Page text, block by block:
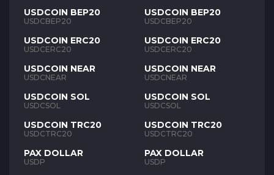
USDCOIN BEP20
USDCBEP20
USDCOIN ERC20
USDCERC20
USDCOIN NEAR
USDCNEAR
USDCOIN SOL
USDCSOL
USDCOIN TRC20
USDCTRC20
PAX DOLLAR
USDP
USDCOIN BEP20
USDCBEP20
USDCOIN ERC20
USDCERC20
USDCOIN NEAR
USDCNEAR
USDCOIN SOL
USDCSOL
USDCOIN TRC20
USDCTRC20
PAX DOLLAR
USDP